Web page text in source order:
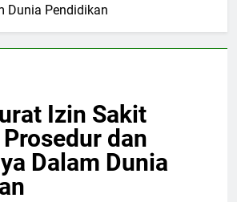
Dunia Pendidikan
Izin Sakit
dan
Dalam Dunia